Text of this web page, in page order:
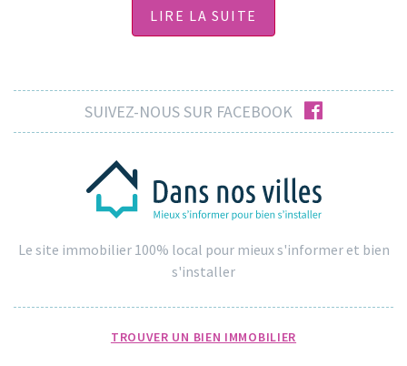
LIRE LA SUITE
SUIVEZ-NOUS SUR FACEBOOK facebook
Le site immobilier 100% local pour mieux s'informer et bien
s'installer
TROUVER UN BIEN IMMOBILIER